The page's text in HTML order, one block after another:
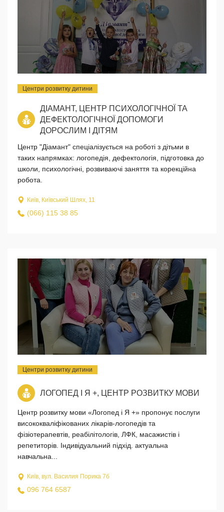
Центри розвитку дитини
ДІАМАНТ, ЦЕНТР ПСИХОЛОГІЧНОЇ ТА
ДЕФЕКТОЛОГІЧНОЇ ДОПОМОГИ
ДОРОСЛИМ І ДІТЯМ
Центр "Діамант" спеціалізується на роботі з дітьми в
таких напрямках: логопедія, дефектологія, підготовка до
школи, психологічні, розвиваючі заняття та корекційна
робота.
Київ, Київський Шлях, 11
(066) 115 38 85
Центри розвитку дитини
ЛОГОПЕД I Я +, ЦЕНТР РОЗВИТКУ МОВИ
Центр розвитку мови «Логопед i Я +» пропонує послуги
висококваліфікованих лікарів-логопедів та
фізіотерапевтів, реабілітологів, ЛФК, масажистів і
репетиторів. Індивідуальний підхід. актуальна
навчальна...
Київ, вул. Василия Порика 7б
096 764 6587